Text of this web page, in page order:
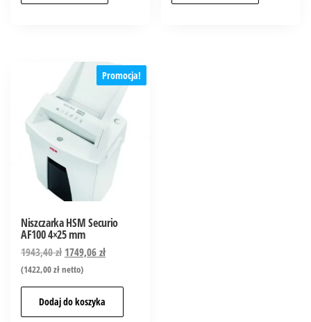
Promocja!
Niszczarka HSM Securio
AF100 4×25 mm
1943,40zł 1749,06zł
(1422,00złnetto)
Dodaj do koszyka